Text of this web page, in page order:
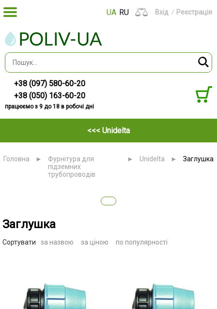
UA RU Вхід Реєстрація
+38 (097) 580-60-20
+38 (050) 163-60-20
працюємо з 9 до 18 в робочі дні
<<< Unidelta
Головна ►
Фурнітура для
підземних
трубопроводів
► Unidelta ► Заглушка
Заглушка
Сортувати за назвою за ціною по популярності